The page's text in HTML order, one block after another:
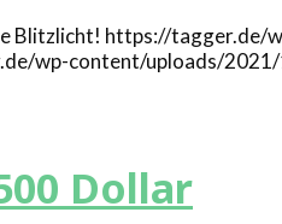
https://tagger.de/
wp-content/uploads/
Dollar